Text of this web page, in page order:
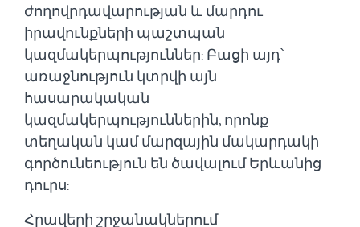
ժողովրդավարության և մարդու
իրավունքների պաշտպան
կազմակերպություններ: Բացի այդ՝
առաջնություն կտրվի այն
հասարակական
կազմակերպություններին, որոնք
տեղական կամ մարզային մակարդակի
գործունեություն են ծավալում Երևանից
դուրս:
Հրավերի շրջանակներում